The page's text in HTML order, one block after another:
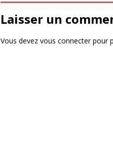
Laisser un
Vous devez vous connecterpour